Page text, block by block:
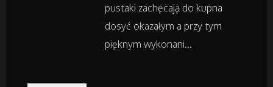
Informatyczne
Restauracje, Catering
pustaki zachęcają do kupna
dosyć okazałym a przy tym
pięknym wykonani...